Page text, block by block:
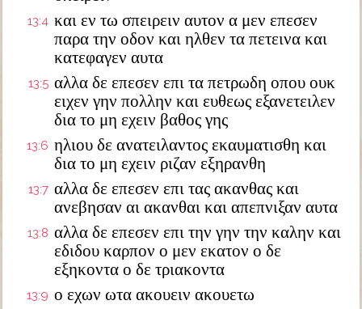
13:4 και εν τω σπειρειν αυτον α μεν επεσεν
παρα την οδον και ηλθεν τα πετεινα και
κατεφαγεν αυτα
13:5 αλλα δε επεσεν επι τα πετρωδη οπου ουκ
ειχεν γην πολλην και ευθεως εξανετειλεν
δια το μη εχειν βαθος γης
13:6 ηλιου δε ανατειλαντος εκαυματισθη και
δια το μη εχειν ριζαν εξηρανθη
13:7 αλλα δε επεσεν επι τας ακανθας και
ανεβησαν αι ακανθαι και απεπνιξαν αυτα
13:8 αλλα δε επεσεν επι την γην την καλην και
εδιδου καρπον ο μεν εκατον ο δε
εξηκοντα ο δε τριακοντα
13:9 ο εχων ωτα ακουειν ακουετω